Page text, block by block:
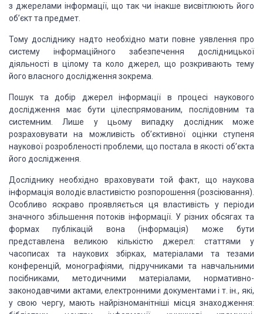
з джерелами інформації, що так чи інакше висвітлюють його
об’єктта предмет.
Тому досліднику надто необхідно мати повне уявлення про
систему інформаційного забезпечення дослідницької
діяльності в цілому та коло джерел, що розкривають тему
його власного дослідження зокрема.
Пошук та добір джерел інформації в процесі наукового
дослідження має бути цілеспрямованим, послідовним та
системним.
Лише у цьому випадку дослідник може
розраховувати на можливість об’єктивної оцінки ступеня
наукової розробленості проблеми, що постала в якості об’єкта
його дослідження.
Досліднику необхідно враховувати той факт, що наукова
інформація володіє властивістю розпорошення (розсіювання).
Особливо яскраво проявляється ця властивість у періоди
значного збільшення потоків інформації. У різних обсягах та
формах публікацій вона (інформація) може бути
представлена великою кількістю джерел: статтями у
часописах та наукових збірках, матеріалами та тезами
конференцій, монографіями, підручниками та навчальними
посібниками, методичними матеріалами, нормативно-
законодавчими актами, електронними документами і т. ін., які,
у свою чергу, мають найрізноманітніші місця знаходження: